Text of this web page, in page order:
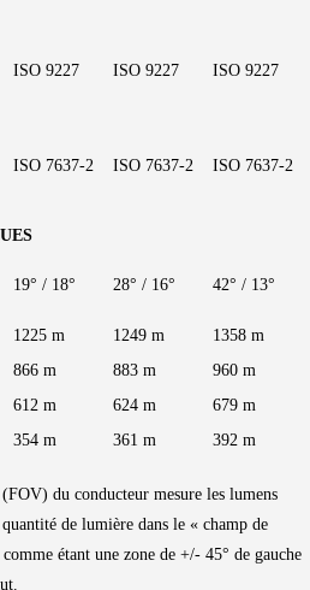
ISO 9227 ISO 9227 ISO 9227
ISO 7637-2 ISO 7637-2 ISO 7637-2
19° / 18° 28° / 16° 42° / 13°
1225 m 1249 m
1358 m
866 m 883 m
960 m
612 m 624 m
679 m
354 m 361 m 392 m
du conducteur mesure les lumens
de lumière dans le « champ de
étant une zone de +/- 45° de gauche